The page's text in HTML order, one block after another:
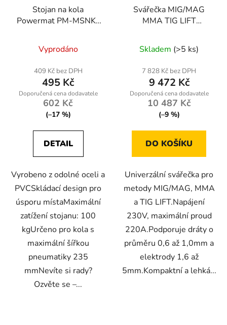
Stojan na kola
Powermat PM-MSNK-
šířka 235 mm
Vyprodáno
409 Kč bez DPH
495 Kč
602 Kč
(–17 %)
DETAIL
Vyrobeno z odolné oceli a
PVCSkládací design pro
úsporu místaMaximální
zatížení stojanu: 100
kgUrčeno pro kola s
maximální šířkou
pneumatiky 235
mmNevíte si rady?
Ozvěte se –...
Svářečka MIG/MAG
MMA TIG LIFT
220A
Skladem (>5 ks)
7 828 Kč bez DPH
9 472 Kč
10 487 Kč
(–9 %)
DO KOŠÍKU
Univerzální svářečka pro
metody MIG/MAG, MMA
a TIG LIFT.Napájení
230V, maximální proud
220A.Podporuje dráty o
průměru 0,6 až 1,0mm a
elektrody 1,6 až
5mm.Kompaktní a lehká...